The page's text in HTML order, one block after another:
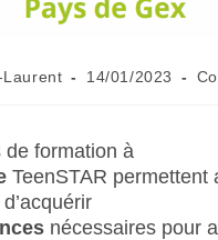
Laurent 14/01/2023
de formation à
TeenSTAR permettent
nécessaires pour